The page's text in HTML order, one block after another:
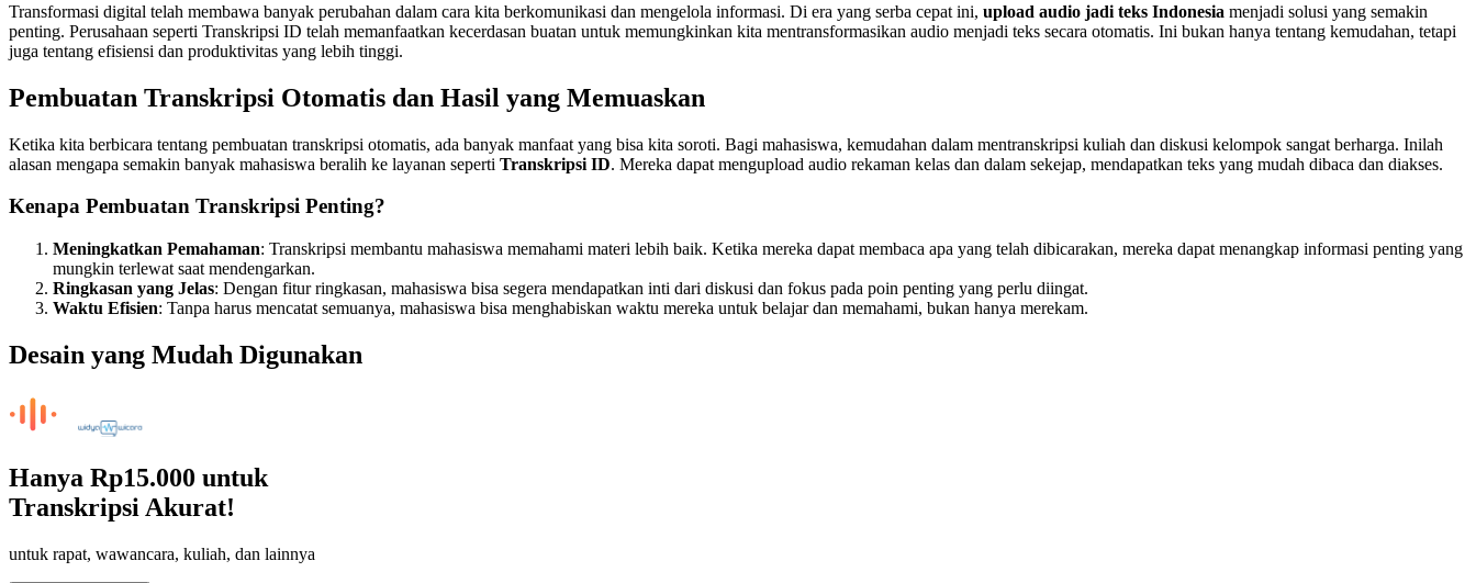
Transformasi digital telah membawa banyak perubahan dalam cara kita berkomunikasi dan mengelola informasi. Di era yang serba cepat ini, upload audio jadi teks Indonesia menjadi solusi yang semakin
penting. Perusahaan seperti Transkripsi ID telah memanfaatkan kecerdasan buatan untuk memungkinkan kita mentransformasikan audio menjadi teks secara otomatis. Ini bukan hanya tentang kemudahan, tetapi
juga tentang efisiensi dan produktivitas yang lebih tinggi.
Pembuatan Transkripsi Otomatis dan Hasil yang Memuaskan
Ketika kita berbicara tentang pembuatan transkripsi otomatis, ada banyak manfaat yang bisa kita soroti. Bagi mahasiswa, kemudahan dalam mentranskripsi kuliah dan diskusi kelompok sangat berharga. Inilah
alasan mengapa semakin banyak mahasiswa beralih ke layanan seperti Transkripsi ID. Mereka dapat mengupload audio rekaman kelas dan dalam sekejap, mendapatkan teks yang mudah dibaca dan diakses.
Kenapa Pembuatan Transkripsi Penting?
Meningkatkan Pemahaman: Transkripsi membantu mahasiswa memahami materi lebih baik. Ketika mereka dapat membaca apa yang telah dibicarakan, mereka dapat menangkap informasi penting yang
mungkin terlewat saat mendengarkan.
Ringkasan yang Jelas: Dengan fitur ringkasan, mahasiswa bisa segera mendapatkan inti dari diskusi dan fokus pada poin penting yang perlu diingat.
Waktu Efisien: Tanpa harus mencatat semuanya, mahasiswa bisa menghabiskan waktu mereka untuk belajar dan memahami, bukan hanya merekam.
Desain yang Mudah Digunakan
Hanya Rp15.000 untuk
Transkripsi Akurat!
untuk rapat, wawancara, kuliah, dan lainnya